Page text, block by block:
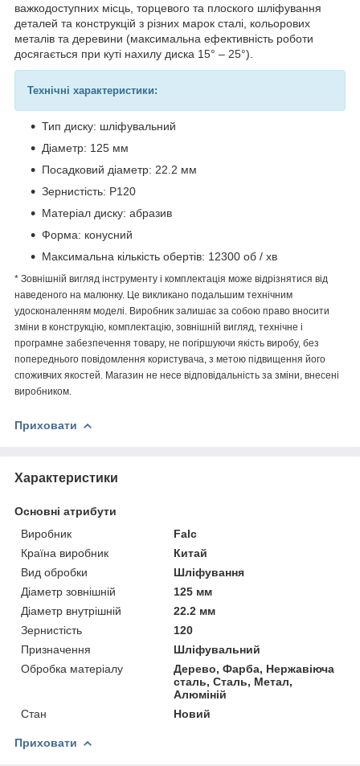
важкодоступних місць, торцевого та плоского шліфування
деталей та конструкцій з різних марок сталі, кольорових
металів та деревини (максимальна ефективність роботи
досягається при куті нахилу диска 15° – 25°).
Технічні характеристики:
Тип диску: шліфувальний
Діаметр: 125 мм
Посадковий діаметр: 22.2 мм
Зернистість: Р120
Матеріал диску: абразив
Форма: конусний
Максимальна кількість обертів: 12300 об / хв
* Зовнішній вигляд інструменту і комплектація може відрізнятися від
наведеного на малюнку. Це викликано подальшим технічним
удосконаленням моделі. Виробник залишає за собою право вносити
зміни в конструкцію, комплектацію, зовнішній вигляд, технічне і
програмне забезпечення товару, не погіршуючи якість виробу, без
попереднього повідомлення користувача, з метою підвищення його
споживчих якостей. Магазин не несе відповідальність за зміни, внесені
виробником.
Приховати
Характеристики
Основні атрибути
Виробник
Falc
Країна виробник
Китай
Вид обробки
Шліфування
Діаметр зовнішній
125 мм
Діаметр внутрішній
22.2 мм
Зернистість
120
Призначення
Шліфувальний
Обробка матеріалу
Дерево, Фарба, Нержавіюча
сталь, Сталь, Метал,
Алюміній
Стан
Новий
Приховати